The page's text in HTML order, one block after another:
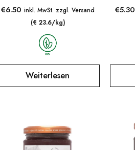
€6.50 inkl. MwSt. zzgl. Versand
(€ 23.6/kg)
Weiterlesen
€5.30